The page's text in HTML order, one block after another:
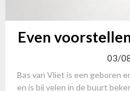
Even
03/
Bas van Vliet is een geboren
en is bij velen in de buurt